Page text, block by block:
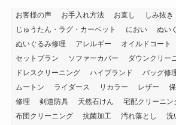
お客様の声 お手入れ方法 お直し
しみ抜き
じゅうたん・ラグ・カーペット
におい
ぬい
ぬいぐるみ修理
アレルギー オイルドコート
セットプラン
ソファーカバー ダウンクリー
ドレスクリーニング
ハイブランド バッグ修
ムートン
ライダース リカラー レザー
修理
剣道防具 天然石けん 宅配クリーニン
布団クリーニング
抗菌加工 汚れ落とし 洗